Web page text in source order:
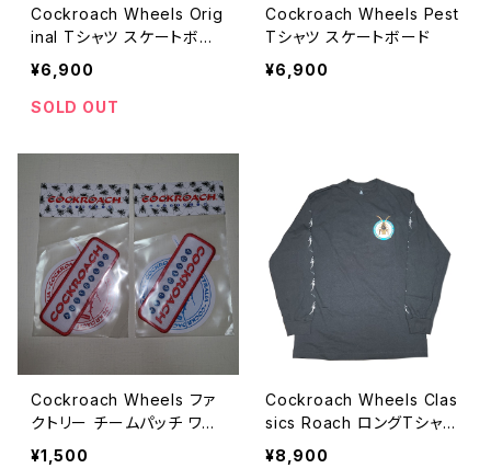
Cockroach Wheels Orig
inal Tシャツ スケートボー
ド
¥6,900
SOLD OUT
Cockroach Wheels Pest
Tシャツ スケートボード
¥6,900
Cockroach Wheels ファ
クトリー チームパッチ ワッ
ペン
¥1,500
Cockroach Wheels Clas
sics Roach ロングTシャツ
スケートボード
¥8,900